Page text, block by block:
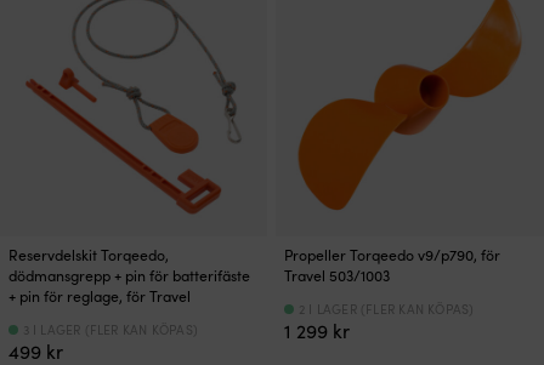
Reservdelskit Torqeedo,
dödmansgrepp + pin för batterifäste
+ pin för reglage, för Travel
499 kr
3 I LAGER (FLER KAN KÖPAS)
Propeller Torqeedo v9/p790, för
Travel 503/1003
1 299 kr
2 I LAGER (FLER KAN KÖPAS)